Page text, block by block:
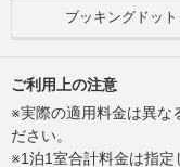
ブッキングドッ
ご利用上の注意
※実際の適用料金は異な
ださい。
※1泊1室合計料金は指